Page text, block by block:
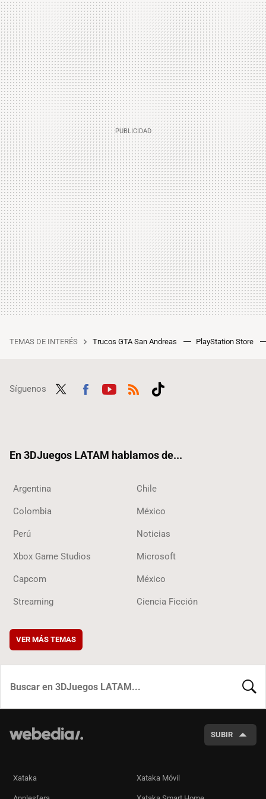
TEMAS DE INTERÉS Trucos GTA San Andreas PlayStation Store
Síguenos
En 3DJuegos LATAM hablamos de...
Argentina Chile
Colombia México
Perú Noticias
Xbox Game Studios Microsoft
Capcom México
Streaming Ciencia Ficción
VER MÁS TEMAS
SUBIR
Xataka Xataka Móvil